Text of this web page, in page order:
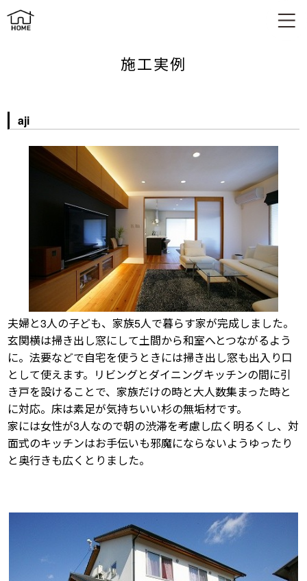
aji
施工実例
aji
夫婦と3人の子ども、家族5人で暮らす家が完成しました。
玄関横は掃き出し窓にして土間から和室へとつながるよう
に。法要などで自宅を使うときには掃き出し窓も出入り口
として使えます。リビングとダイニングキッチンの間に引
き戸を設けることで、家族だけの時と大人数集まった時と
に対応。床は素足が気持ちいい杉の無垢材です。
家には女性が3人なので朝の渋滞を考慮し広く明るくし、対
面式のキッチンはお手伝いも邪魔にならないようゆったり
と奥行きも広くとりました。